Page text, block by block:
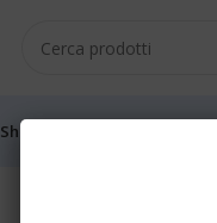
Shop